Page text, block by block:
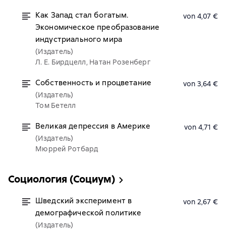
Как Запад стал богатым.
Экономическое преобразование
индустриального мира
(Издатель)
Л. Е. Бирдцелл, Натан Розенберг
von 4,07 €
Собственность и процветание
(Издатель)
Том Бетелл
von 3,64 €
Великая депрессия в Америке
(Издатель)
Мюррей Ротбард
von 4,71 €
Социология (Социум)
Шведский эксперимент в
демографической политике
(Издатель)
von 2,67 €